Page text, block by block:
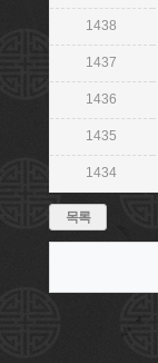
1438
1437
1436
1435
1434
목록